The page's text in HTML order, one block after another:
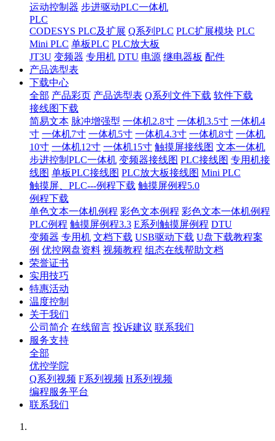
运动控制器 步进驱动PLC一体机
PLC
CODESYS PLC及扩展 Q系列PLC PLC扩展模块 PLC
Mini PLC 单板PLC PLC放大板
JT3U 变频器 专用机 DTU 电源 继电器板 配件
产品选型表
下载中心
全部 产品彩页 产品选型表 Q系列文件下载 软件下载
接线图下载
简易文本 脉冲增强型 一体机2.8寸 一体机3.5寸 一体机4
寸 一体机7寸 一体机5寸 一体机4.3寸 一体机8寸 一体机
10寸 一体机12寸 一体机15寸 触摸屏接线图 文本一体机
步进控制PLC一体机 变频器接线图 PLC接线图 专用机接
线图 单板PLC接线图 PLC放大板接线图 Mini PLC
触摸屏、PLC---例程下载 触摸屏例程5.0
例程下载
单色文本一体机例程 彩色文本例程 彩色文本一体机例程
PLC例程 触摸屏例程3.3 E系列触摸屏例程 DTU
变频器 专用机 文档下载 USB驱动下载 U盘下载教程案
例 优控网盘资料 视频教程 组态在线帮助文档
荣誉证书
实用技巧
特惠活动
温度控制
关于我们
公司简介 在线留言 投诉建议 联系我们
服务支持
全部
优控学院
Q系列视频 F系列视频 H系列视频
编程服务平台
联系我们